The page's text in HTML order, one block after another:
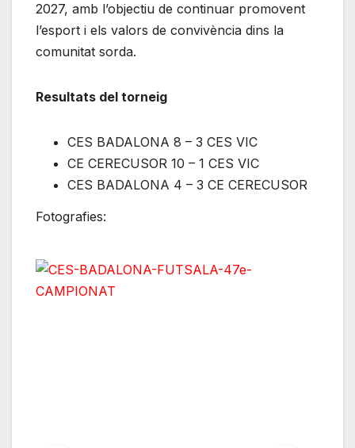
2027, amb l’objectiu de continuar promovent
l’esport i els valors de convivència dins la
comunitat sorda.
Resultats del torneig
CES BADALONA 8 – 3 CES VIC
CE CERECUSOR 10 – 1 CES VIC
CES BADALONA 4 – 3 CE CERECUSOR
Fotografies: